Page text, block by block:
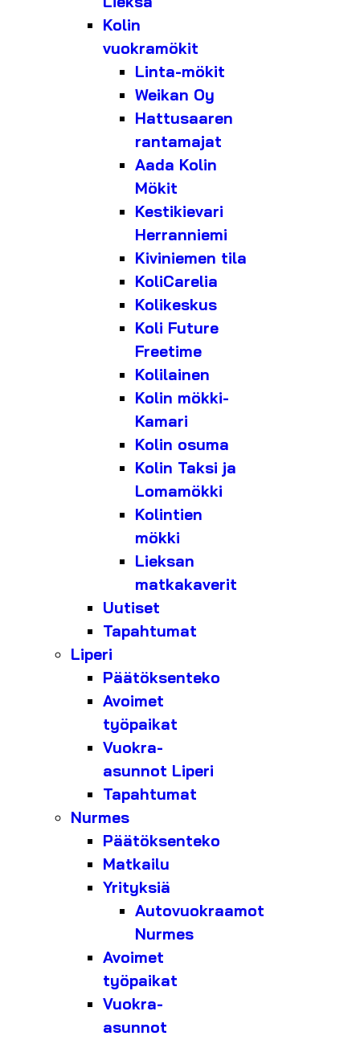
Kolin
vuokramökit
Linta-mökit
Weikan Oy
Hattusaaren
rantamajat
Aada Kolin
Mökit
Kestikievari
Herranniemi
Kiviniemen tila
KoliCarelia
Kolikeskus
Koli Future
Freetime
Kolilainen
Kolin mökki-
Kamari
Kolin osuma
Kolin Taksi ja
Lomamökki
Kolintien
mökki
Lieksan
matkakaverit
Uutiset
Tapahtumat
Liperi
Päätöksenteko
Avoimet
työpaikat
Vuokra-
asunnot Liperi
Tapahtumat
Nurmes
Päätöksenteko
Matkailu
Yrityksiä
Autovuokraamot
Nurmes
Avoimet
työpaikat
Vuokra-
asunnot